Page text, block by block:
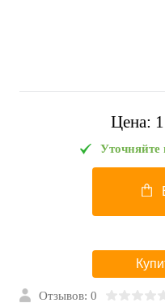
Цена:
Уточняйте
Отзывов: 0